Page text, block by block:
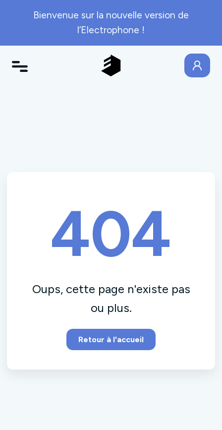
Bienvenue sur la nouvelle version de
l’Electrophone !
404
Oups, cette page n'existe pas
ou plus.
Retour à l'accueil